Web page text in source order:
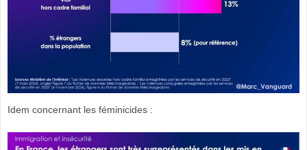
Idem concernant les féminicides :